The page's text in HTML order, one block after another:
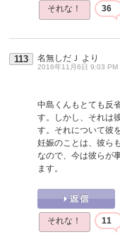
それな！ 36
113 名無しだＪ より
2016年11月6日 9:03 PM
中島くんもとても反
す。しかし、それは
す。それについて彼
妊娠のことは、彼ら
なので、今は彼らが
ます。
それな！ 11